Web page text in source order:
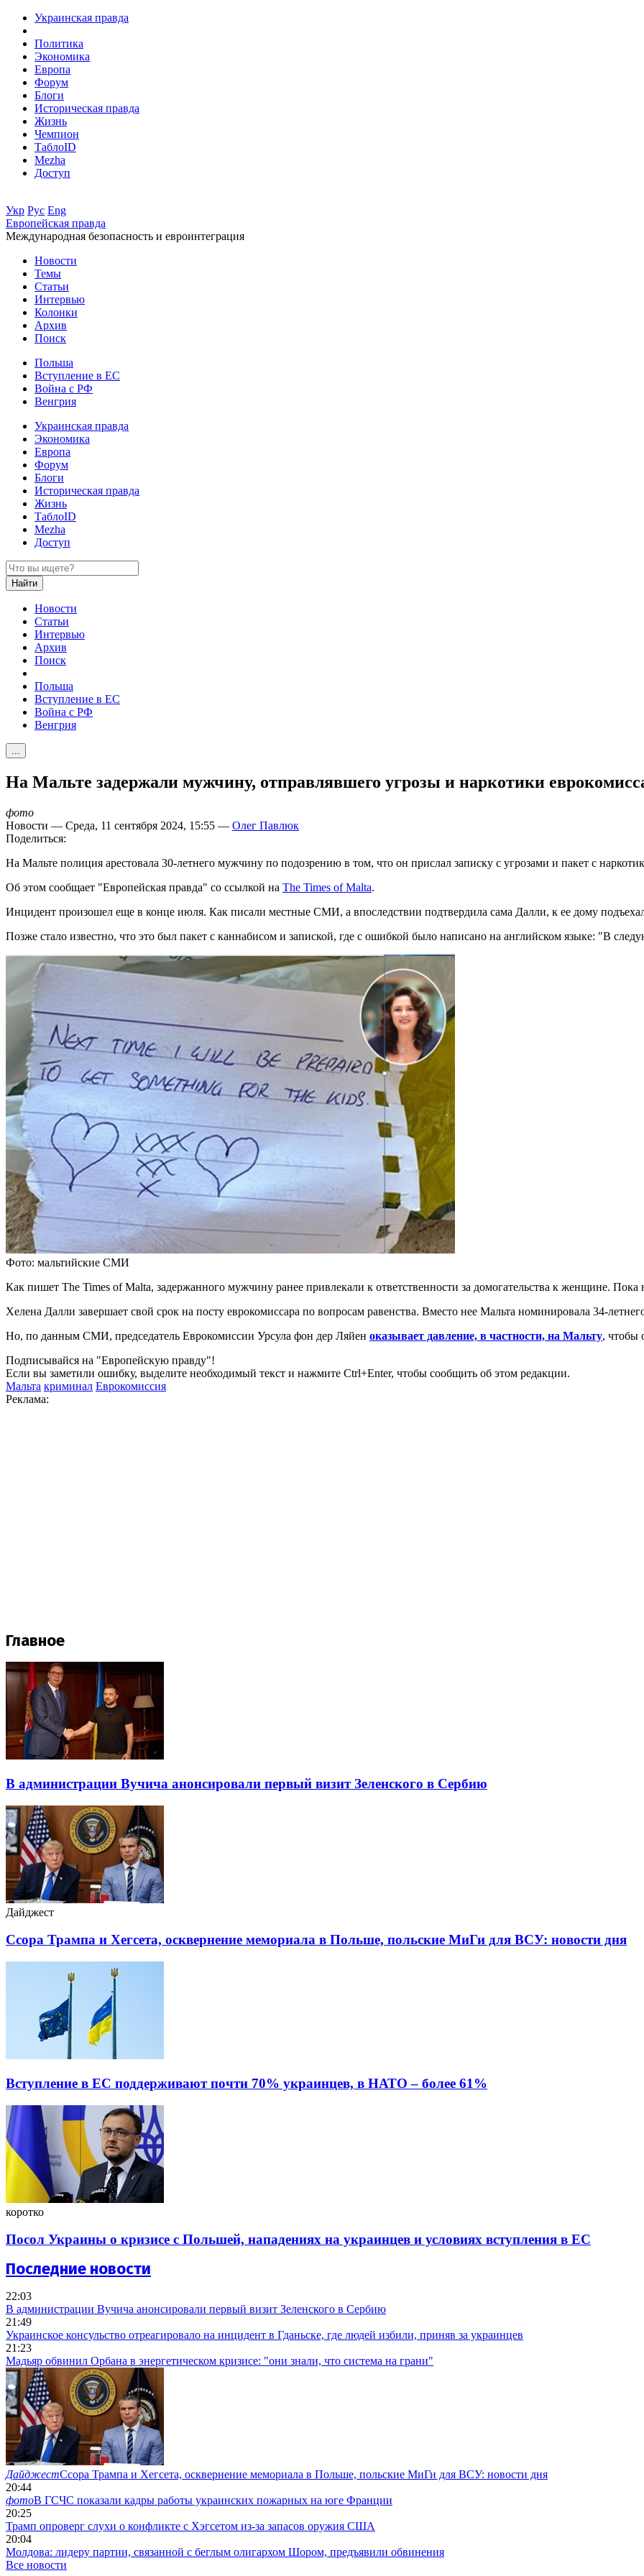
Украинская правда
Политика
Экономика
Европа
Форум
Блоги
Историческая правда
Жизнь
Чемпион
ТаблоID
Mezha
Доступ
Укр Рус Eng
Европейская правда
Международная безопасность и евроинтеграция
Новости
Темы
Статьи
Интервью
Колонки
Архив
Поиск
Польша
Вступление в ЕС
Война с РФ
Венгрия
Украинская правда
Экономика
Европа
Форум
Блоги
Историческая правда
Жизнь
ТаблоID
Mezha
Доступ
Новости
Статьи
Интервью
Архив
Поиск
Польша
Вступление в ЕС
Война с РФ
Венгрия
...
На Мальте задержали мужчину, отправлявшего угрозы и наркотики
фото
Новости — Среда, 11 сентября 2024, 15:55 — Олег Павлюк
Поделиться:
На Мальте полиция арестовала 30-летнего мужчину по подозрению в том, что он прислал записку с угрозами и пакет с
Об этом сообщает "Европейская правда" со ссылкой на The Times of Malta.
Инцидент произошел еще в конце июля. Как писали местные СМИ, а впоследствии подтвердила сама Далли, к ее дому
Позже стало известно, что это был пакет с каннабисом и запиской, где с ошибкой было написано на английском языке: "В
Фото: мальтийские СМИ
Как пишет The Times of Malta, задержанного мужчину ранее привлекали к ответственности за домогательства к женщине. Пока
Хелена Далли завершает свой срок на посту еврокомиссара по вопросам равенства. Вместо нее Мальта номинировала 34-
Но, по данным СМИ, председатель Еврокомиссии Урсула фон дер Ляйен оказывает давление, в частности, на Мальту, чтобы
Подписывайся на "Европейскую правду"!
Если вы заметили ошибку, выделите необходимый текст и нажмите Ctrl+Enter, чтобы сообщить об этом редакции.
Мальта криминал Еврокомиссия
Реклама:
Главное
В администрации Вучича анонсировали первый визит Зеленского в Сербию
Дайджест
Ссора Трампа и Хегсета, осквернение мемориала в Польше, польские МиГи для ВСУ: новости дня
Вступление в ЕС поддерживают почти 70% украинцев, в НАТО – более 61%
коротко
Посол Украины о кризисе с Польшей, нападениях на украинцев и условиях вступления в ЕС
Последние новости
22:03
В администрации Вучича анонсировали первый визит Зеленского в Сербию
21:49
Украинское консульство отреагировало на инцидент в Гданьске, где людей избили, приняв за украинцев
21:23
Мадьяр обвинил Орбана в энергетическом кризисе: "они знали, что система на грани"
ДайджестСсора Трампа и Хегсета, осквернение мемориала в Польше, польские МиГи для ВСУ: новости дня
20:44
фотоВ ГСЧС показали кадры работы украинских пожарных на юге Франции
20:25
Трамп опроверг слухи о конфликте с Хэгсетом из-за запасов оружия США
20:04
Молдова: лидеру партии, связанной с беглым олигархом Шором, предъявили обвинения
Все новости